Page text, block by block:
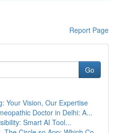
Report Page
Go
Your Vision, Our Expertise
Doctor in Delhi: A...
Smart AI Tool...